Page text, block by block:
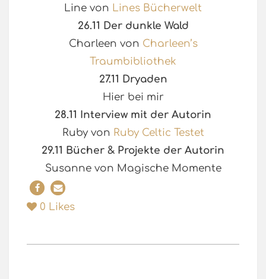
Line von Lines Bücherwelt
26.11 Der dunkle Wald
Charleen von Charleen’s
Traumbibliothek
27.11 Dryaden
Hier bei mir
28.11 Interview mit der Autorin
Ruby von Ruby Celtic Testet
29.11 Bücher & Projekte der Autorin
Susanne von Magische Momente
0 Likes